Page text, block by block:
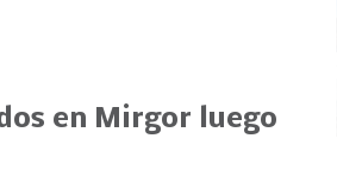
en Mirgor luego